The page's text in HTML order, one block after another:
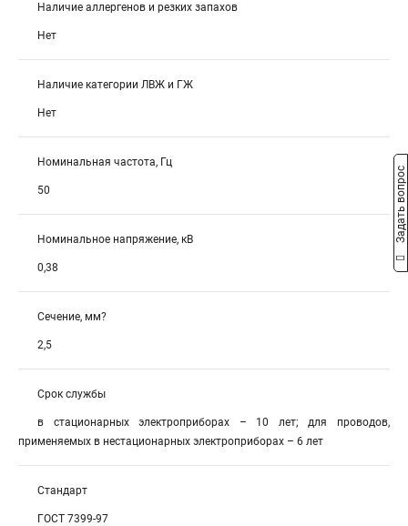
Наличие аллергенов и резких запахов
Нет
Наличие категории ЛВЖ и ГЖ
Нет
Номинальная частота, Гц
50
Номинальное напряжение, кВ
0,38
Сечение, мм?
2,5
Срок службы
в стационарных электроприборах – 10 лет; для проводов,
применяемых в нестационарных электроприборах – 6 лет
Стандарт
ГОСТ 7399-97
Задать вопрос